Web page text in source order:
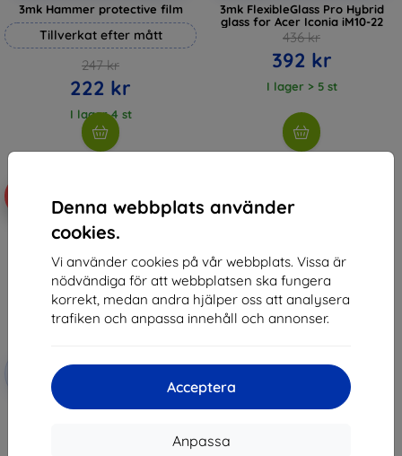
Denna webbplats använder
cookies.
Vi använder cookies på vår webbplats. Vissa är
nödvändiga för att webbplatsen ska fungera
korrekt, medan andra hjälper oss att analysera
trafiken och anpassa innehåll och annonser.
Acceptera
Anpassa
3mk Hammer protective film
Tillverkat efter mått
247 kr
222 kr
I lager 4 st
3mk FlexibleGlass Pro Hybrid
glass for Acer Iconia iM10-22
436 kr
392 kr
I lager > 5 st
med
3mk FlexibleGlass Hybrid glass